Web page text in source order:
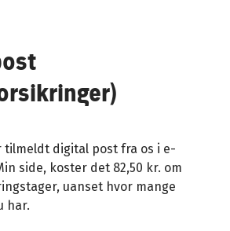
tilmeldt digital post fra os i e-
side, koster det 82,50 kr. om
uanset hvor mange
har.